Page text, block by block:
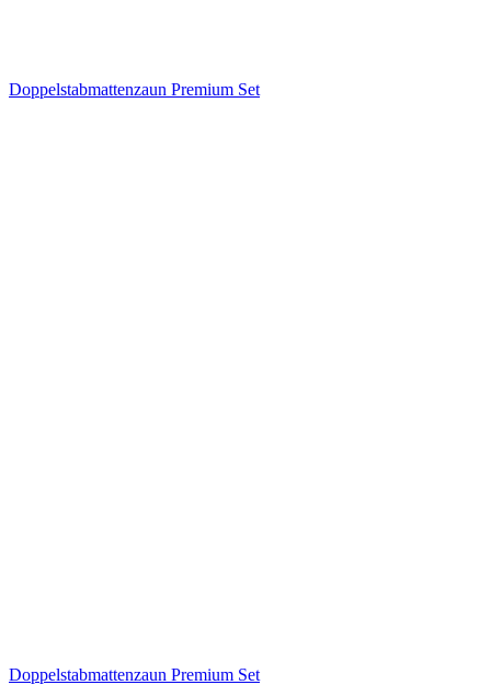
Doppelstabmattenzaun Premium Set
Doppelstabmattenzaun Premium Set